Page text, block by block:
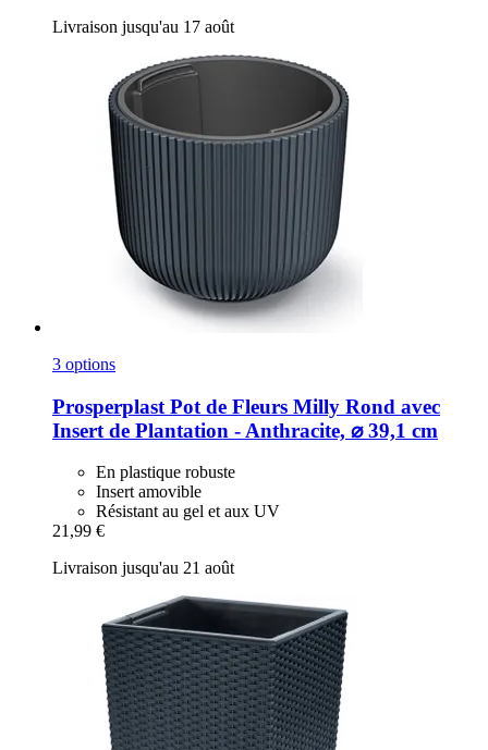
Livraison jusqu'au 17 août
3 options
Prosperplast Pot de Fleurs Milly Rond avec
Insert de Plantation -​ Anthracite, ⌀ 39,1 cm
En plastique robuste
Insert amovible
Résistant au gel et aux UV
21,99 €
Livraison jusqu'au 21 août